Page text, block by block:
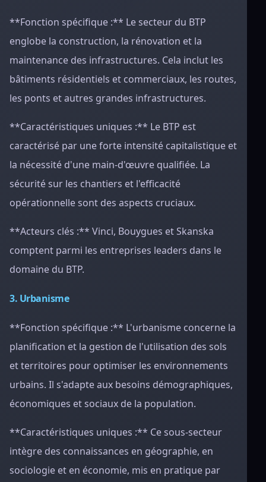
**Fonction spécifique :** Le secteur du BTP
englobe la construction, la rénovation et la
maintenance des infrastructures. Cela inclut les
bâtiments résidentiels et commerciaux, les routes,
les ponts et autres grandes infrastructures.
**Caractéristiques uniques :** Le BTP est
caractérisé par une forte intensité capitalistique et
la nécessité d'une main-d'œuvre qualifiée. La
sécurité sur les chantiers et l'efficacité
opérationnelle sont des aspects cruciaux.
**Acteurs clés :** Vinci, Bouygues et Skanska
comptent parmi les entreprises leaders dans le
domaine du BTP.
3. Urbanisme
**Fonction spécifique :** L'urbanisme concerne la
planification et la gestion de l'utilisation des sols
et territoires pour optimiser les environnements
urbains. Il s'adapte aux besoins démographiques,
économiques et sociaux de la population.
**Caractéristiques uniques :** Ce sous-secteur
intègre des connaissances en géographie, en
sociologie et en économie, mis en pratique par